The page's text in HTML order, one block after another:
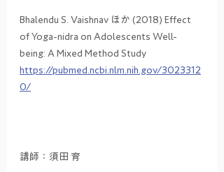
Bhalendu S. Vaishnav ほか (2018) Effect
of Yoga-nidra on Adolescents Well-
being: A Mixed Method Study
https://pubmed.ncbi.nlm.nih.gov/3023312
0/
講師：須田 育